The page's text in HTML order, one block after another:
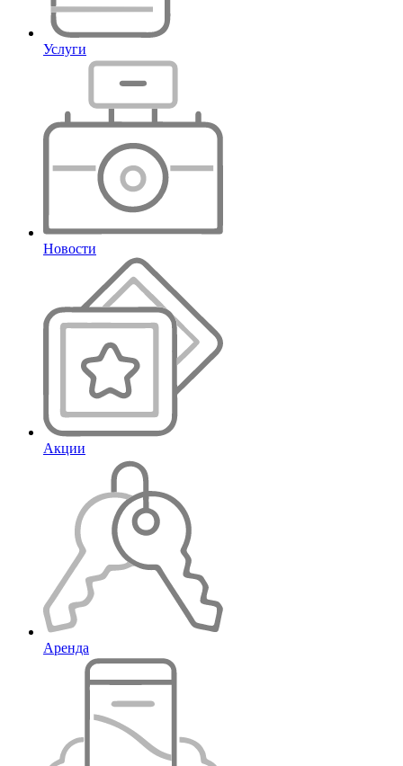
Услуги
Новости
Акции
Аренда